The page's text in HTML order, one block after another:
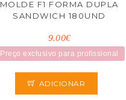
MOLDE F1 FORMA DUPLA
SANDWICH 180UND
9.00€
Preço exclusivo para profissional
ADICIONAR